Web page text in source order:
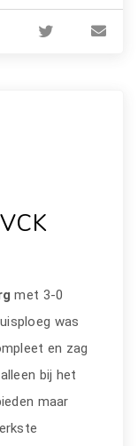
met 3-0
was
en zag
bij het
maar